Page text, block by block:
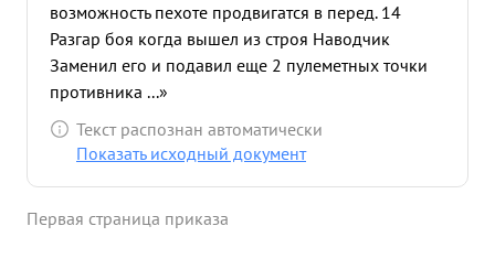
возможность пехоте продвигатся в перед. 14
Разгар боя когда вышел из строя Наводчик
Заменил его и подавил еще 2 пулеметных точки
противника ...»
Текст распознан автоматически
Показать исходный документ
Первая страница приказа